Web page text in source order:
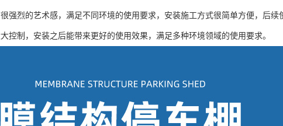
强烈的艺术感，满足不同环境的使用要求，安装施工方式很简单方便，后续
控制，安装之后能带来更好的使用效果，满足多种环境领域的使用要求。